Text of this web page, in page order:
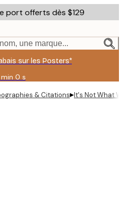
port offerts dès $129
une marque...
sur les Posters*
0 s
Valable
jusqu'au
:
& Citations▸It's Not What